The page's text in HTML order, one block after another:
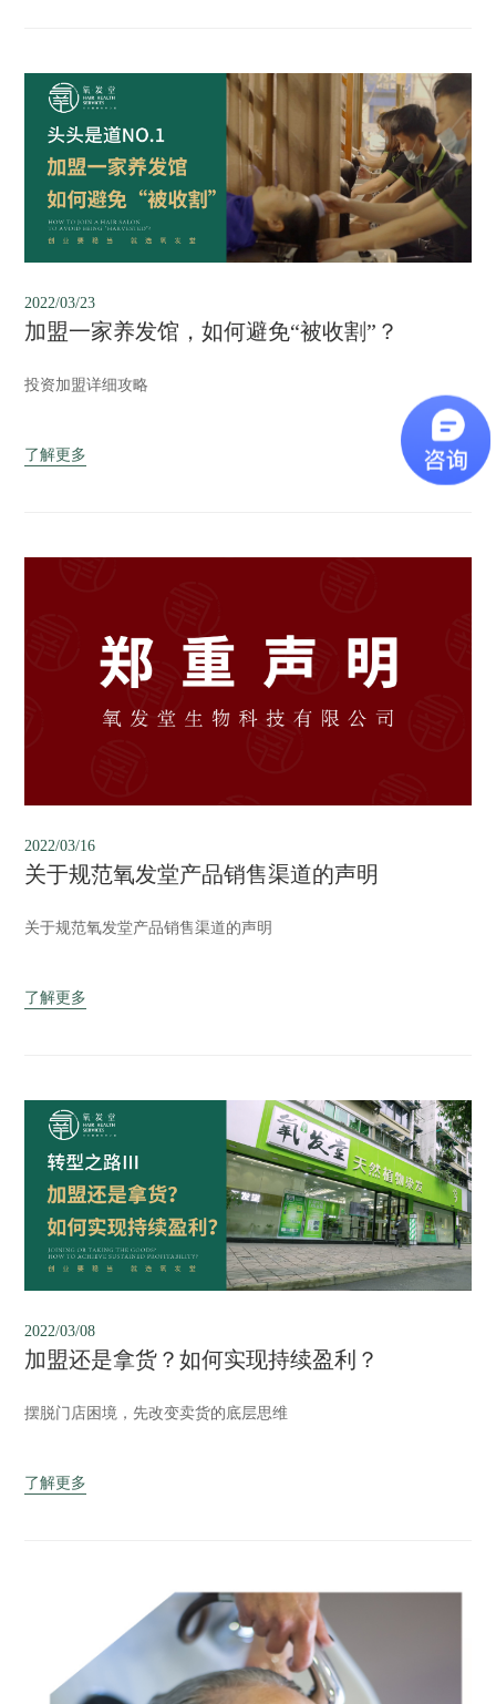
2022/03/23
加盟一家养发馆，如何避免“被收割”？
投资加盟详细攻略
了解更多
2022/03/16
关于规范氧发堂产品销售渠道的声明
关于规范氧发堂产品销售渠道的声明
了解更多
2022/03/08
加盟还是拿货？如何实现持续盈利？
摆脱门店困境，先改变卖货的底层思维
了解更多